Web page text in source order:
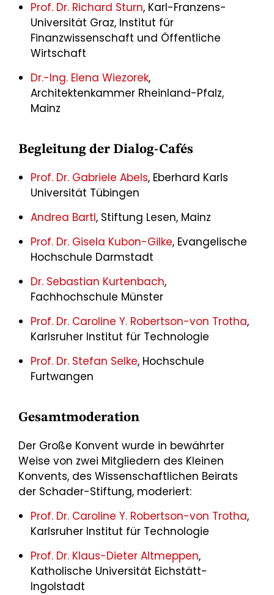
Prof. Dr. Richard Sturn, Karl-Franzens-
Universität Graz, Institut für
Finanzwissenschaft und Öffentliche
Wirtschaft
Dr.-Ing. Elena Wiezorek,
Architektenkammer Rheinland-Pfalz,
Mainz
Begleitung der Dialog-Cafés
Prof. Dr. Gabriele Abels, Eberhard Karls
Universität Tübingen
Andrea Bartl, Stiftung Lesen, Mainz
Prof. Dr. Gisela Kubon-Gilke, Evangelische
Hochschule Darmstadt
Dr. Sebastian Kurtenbach,
Fachhochschule Münster
Prof. Dr. Caroline Y. Robertson-von Trotha,
Karlsruher Institut für Technologie
Prof. Dr. Stefan Selke, Hochschule
Furtwangen
Gesamtmoderation
Der Große Konvent wurde in bewährter
Weise von zwei Mitgliedern des Kleinen
Konvents, des Wissenschaftlichen Beirats
der Schader-Stiftung, moderiert:
Prof. Dr. Caroline Y. Robertson-von Trotha,
Karlsruher Institut für Technologie
Prof. Dr. Klaus-Dieter Altmeppen,
Katholische Universität Eichstätt-
Ingolstadt